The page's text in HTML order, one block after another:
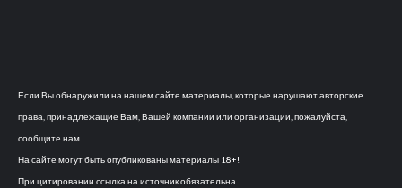
Если Вы обнаружили на нашем сайте материалы, которые нарушают авторские
права, принадлежащие Вам, Вашей компании или организации, пожалуйста,
сообщите нам.
На сайте могут быть опубликованы материалы 18+!
При цитировании ссылка на источник обязательна.